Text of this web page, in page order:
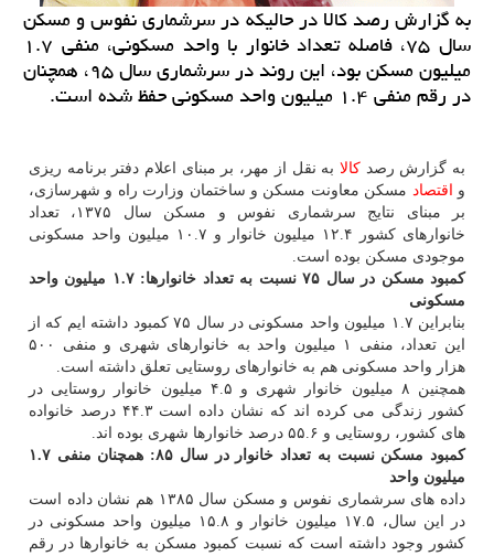
به گزارش رصد كالا در حالیكه در سرشماری نفوس و مسكن
سال ۷۵، فاصله تعداد خانوار با واحد مسكونی، منفی ۱.۷
میلیون مسكن بود، این روند در سرشماری سال ۹۵، همچنان
در رقم منفی ۱.۴ میلیون واحد مسكونی حفظ شده است.
به گزارش رصدكالا به نقل از مهر، بر مبنای اعلام دفتر برنامه ریزی
و
اقتصاد مسكن معاونت مسكن و ساختمان وزارت راه و شهرسازی،
بر مبنای نتایج سرشماری نفوس و مسكن سال ۱۳۷۵، تعداد
خانوارهای كشور ۱۲.۴ میلیون خانوار و ۱۰.۷ میلیون واحد مسكونی
موجودی مسكن بوده است.
كمبود مسكن در سال ۷۵ نسبت به تعداد خانوارها: ۱.۷ میلیون واحد
مسكونی
بنابراین ۱.۷ میلیون واحد مسكونی در سال ۷۵ كمبود داشته ایم كه از
این تعداد، منفی ۱ میلیون واحد به خانوارهای شهری و منفی ۵۰۰
هزار واحد مسكونی هم به خانوارهای روستایی تعلق داشته است.
همچنین ۸ میلیون خانوار شهری و ۴.۵ میلیون خانوار روستایی در
كشور زندگی می كرده اند كه نشان داده است ۴۴.۳ درصد خانواده
های كشور، روستایی و ۵۵.۶ درصد خانوارها شهری بوده اند.
كمبود مسكن نسبت به تعداد خانوار در سال ۸۵: همچنان منفی ۱.۷
میلیون واحد
داده های سرشماری نفوس و مسكن سال ۱۳۸۵ هم نشان داده است
در این سال، ۱۷.۵ میلیون خانوار و ۱۵.۸ میلیون واحد مسكونی در
كشور وجود داشته است كه نسبت كمبود مسكن به خانوارها در رقم